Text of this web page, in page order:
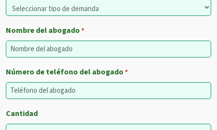
Nombre del abogado *
Número de teléfono del abogado *
Cantidad